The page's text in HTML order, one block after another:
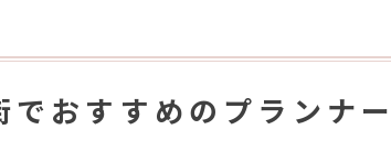
でおすすめのプランナ